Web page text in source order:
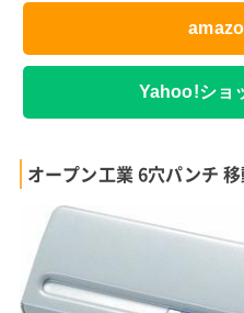
Yahoo!ショ
オープン工業 6穴パンチ